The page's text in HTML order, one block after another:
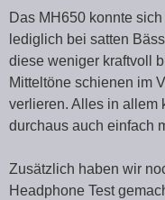
Das MH650 konnte
lediglich bei satten
diese weniger kraftvoll
Mitteltöne schienen im
verlieren. Alles in allem
durchaus auch einfach
Zusätzlich haben wir
Headphone Test